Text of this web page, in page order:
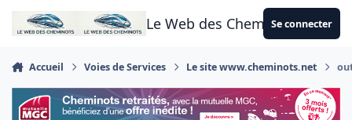
Aller au contenu
Le Web des CheminotsSe connecter
Accueil Voies de Services Le site www.cheminots.net